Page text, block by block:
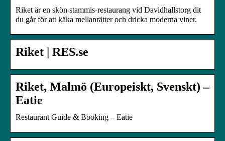
Riket är en skön stammis-restaurang vid Davidhallstorg dit
du går för att käka mellanrätter och dricka moderna viner.
Riket | RES.se
Riket, Malmö (Europeiskt, Svenskt) –
Eatie
Restaurant Guide & Booking – Eatie